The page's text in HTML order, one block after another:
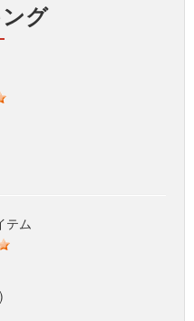
グ
テム